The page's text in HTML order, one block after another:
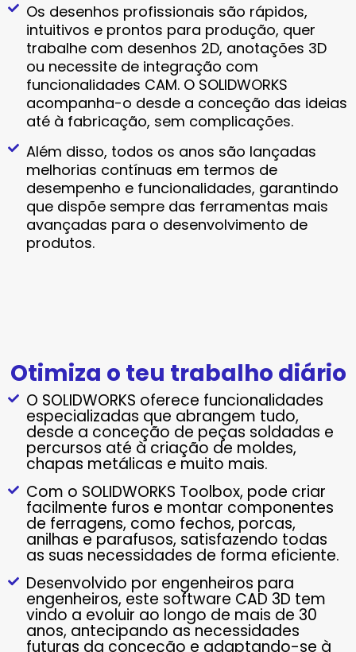
Os desenhos profissionais são rápidos,
intuitivos e prontos para produção, quer
trabalhe com desenhos 2D, anotações 3D
ou necessite de integração com
funcionalidades CAM. O SOLIDWORKS
acompanha-o desde a conceção das ideias
até à fabricação, sem complicações.
Além disso, todos os anos são lançadas
melhorias contínuas em termos de
desempenho e funcionalidades, garantindo
que dispõe sempre das ferramentas mais
avançadas para o desenvolvimento de
produtos.
Otimiza o teu trabalho diário
O SOLIDWORKS oferece funcionalidades
especializadas que abrangem tudo,
desde a conceção de peças soldadas e
percursos até à criação de moldes,
chapas metálicas e muito mais.
Com o SOLIDWORKS Toolbox, pode criar
facilmente furos e montar componentes
de ferragens, como fechos, porcas,
anilhas e parafusos, satisfazendo todas
as suas necessidades de forma eficiente.
Desenvolvido por engenheiros para
engenheiros, este software CAD 3D tem
vindo a evoluir ao longo de mais de 30
anos, antecipando as necessidades
futuras da conceção e adaptando-se à